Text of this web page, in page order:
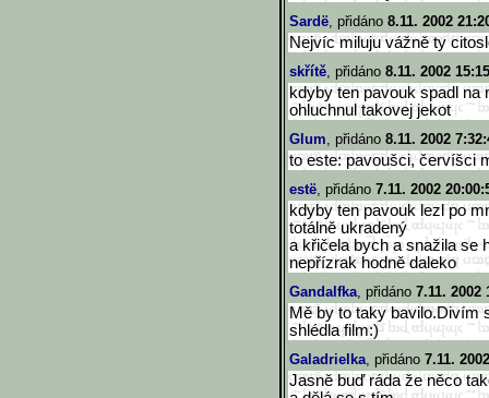
Sardë, přidáno 8.11. 2002
Nejvíc miluju vážně ty
skřítě, přidáno 8.11. 2002
kdyby ten pavouk spadl na
ohluchnul takovej jekot
Glum, přidáno 8.11. 2002
to este: pavoušci, červíšci
estë, přidáno 7.11. 2002
kdyby ten pavouk lezl po
totálně ukradený
a křičela bych a snažila se
nepřízrak hodně daleko
Gandalfka, přidáno 7.11. 2002
Mě by to taky bavilo.Divím
shlédla film:)
Galadrielka, přidáno 7.11.
Jasně buď ráda že něco